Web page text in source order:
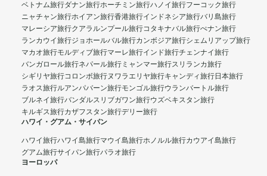
ベトナム旅行ダナン旅行ホーチミン旅行ハノイ旅行フーコック旅行
ニャチャン旅行ホイアン旅行香港旅行インドネシア旅行バリ島旅行
マレーシア旅行クアラルンプール旅行コタキナバル旅行ぺナン旅行
ランカウイ旅行ジョホールバル旅行カンボジア旅行シェムリアップ旅行
マカオ旅行モルディブ旅行マーレ旅行インド旅行チェンナイ旅行
バンガロール旅行ネパール旅行 ミャンマー旅行スリランカ旅行
シギリヤ旅行コロンボ旅行ヌワラエリヤ旅行キャンディ旅行日本旅行
ラオス旅行ルアンパバーン旅行モンゴル旅行ウランバートル旅行
ブルネイ旅行バンダルスリブガワン旅行ウズベキスタン旅行
キルギス旅行カザフスタン旅行デリー旅行
ハワイ・グアム・サイパン
ハワイ旅行ハワイ島旅行マウイ島旅行ホノルル旅行カウアイ島旅行
グアム旅行サイパン旅行パラオ旅行
ヨーロッパ